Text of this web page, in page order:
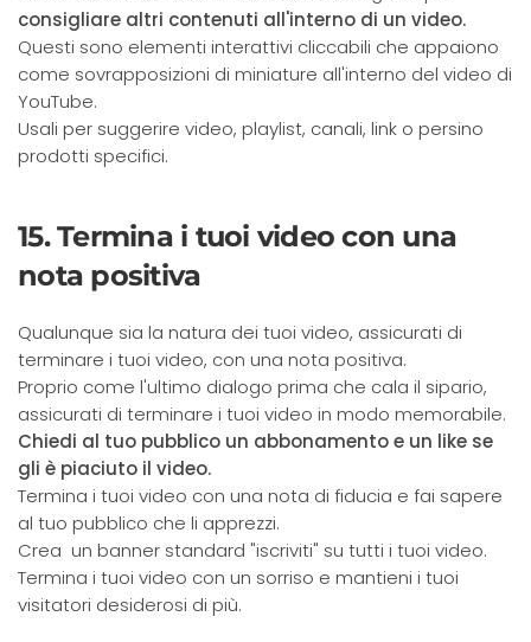
consigliare altri contenuti all'interno di un video.
Questi sono elementi interattivi cliccabili che appaiono
come sovrapposizioni di miniature all'interno del video di
YouTube.
Usali per suggerire video, playlist, canali, link o persino
prodotti specifici.
15. Termina i tuoi video con una
nota positiva
Qualunque sia la natura dei tuoi video, assicurati di
terminare i tuoi video, con una nota positiva.
Proprio come l'ultimo dialogo prima che cala il sipario,
assicurati di terminare i tuoi video in modo memorabile.
Chiedi al tuo pubblico un abbonamento e un like se
gli è piaciuto il video.
Termina i tuoi video con una nota di fiducia e fai sapere
al tuo pubblico che li apprezzi.
Crea un banner standard "iscriviti" su tutti i tuoi video.
Termina i tuoi video con un sorriso e mantieni i tuoi
visitatori desiderosi di più.